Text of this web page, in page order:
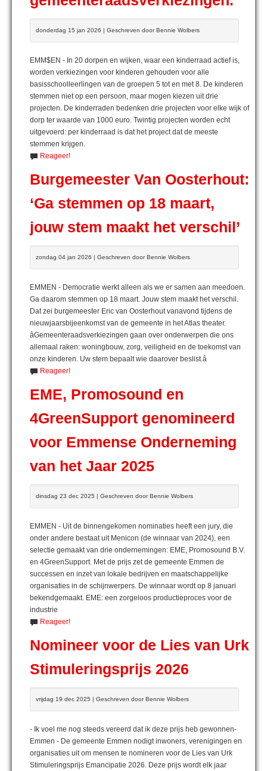
donderdag 15 jan 2026 | Geschreven door Bennie Wolbers
EMM$EN - In 20 dorpen en wijken, waar een kinderraad actief is,
worden verkiezingen voor kinderen gehouden voor alle
basisschoolleerlingen van de groepen 5 tot en met 8. De kinderen
stemmen niet op een persoon, maar mogen kiezen uit drie
projecten. De kinderraden bedenken drie projecten voor elke wijk of
dorp ter waarde van 1000 euro. Twintig projecten worden echt
uitgevoerd: per kinderraad is dat het project dat de meeste
stemmen krijgen.
Reageer!
Burgemeester Van Oosterhout:
‘Ga stemmen op 18 maart,
jouw stem maakt het verschil’
zondag 04 jan 2026 | Geschreven door Bennie Wolbers
EMMEN - Democratie werkt alleen als we er samen aan meedoen.
Ga daarom stemmen op 18 maart. Jouw stem maakt het verschil.
Dat zei burgemeester Eric van Oosterhout vanavond tijdens de
nieuwjaarsbijeenkomst van de gemeente in het Atlas theater.
âGemeenteraadsverkiezingen gaan over onderwerpen die ons
allemaal raken: woningbouw, zorg, veiligheid en de toekomst van
onze kinderen. Uw stem bepaalt wie daarover beslist.â
Reageer!
EME, Promosound en
4GreenSupport genomineerd
voor Emmense Onderneming
van het Jaar 2025
dinsdag 23 dec 2025 | Geschreven door Bennie Wolbers
EMMEN - Uit de binnengekomen nominaties heeft een jury, die
onder andere bestaat uit Menicon (de winnaar van 2024), een
selectie gemaakt van drie ondernemingen: EME, Promosound B.V.
en 4GreenSupport. Met de prijs zet de gemeente Emmen de
successen en inzet van lokale bedrijven en maatschappelijke
organisaties in de schijnwerpers. De winnaar wordt op 8 januari
bekendgemaakt. EME: een zorgeloos productieproces voor de
industrie
Reageer!
Nomineer voor de Lies van Urk
Stimuleringsprijs 2026
vrijdag 19 dec 2025 | Geschreven door Bennie Wolbers
- Ik voel me nog steeds vereerd dat ik deze prijs heb gewonnen-
Emmen - De gemeente Emmen nodigt inwoners, verenigingen en
organisaties uit om mensen te nomineren voor de Lies van Urk
Stimuleringsprijs Emancipatie 2026. Deze prijs wordt elk jaar